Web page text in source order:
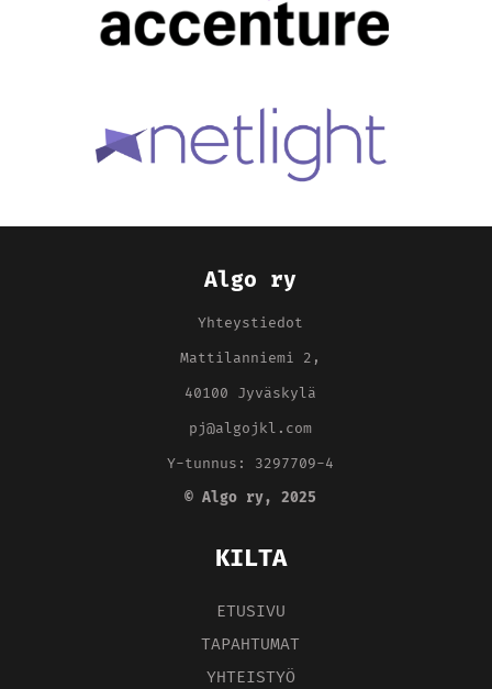
Algo ry
Yhteystiedot
Mattilanniemi 2,
40100 Jyväskylä
pj@algojkl.com
Y-tunnus: 3297709-4
©Algo ry, 2025
KILTA
ETUSIVU
TAPAHTUMAT
YHTEISTYÖ